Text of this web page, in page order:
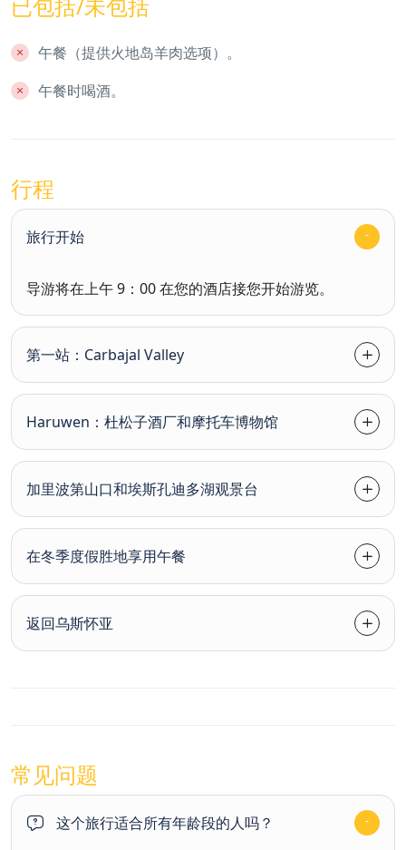
午餐（提供火地岛羊肉选项）。
午餐时喝酒。
行程
旅行开始
导游将在上午 9：00 在您的酒店接您开始游览。
第一站：Carbajal Valley
Haruwen：杜松子酒厂和摩托车博物馆
加里波第山口和埃斯孔迪多湖观景台
在冬季度假胜地享用午餐
返回乌斯怀亚
常见问题
这个旅行适合所有年龄段的人吗？